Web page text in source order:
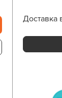
Доставка